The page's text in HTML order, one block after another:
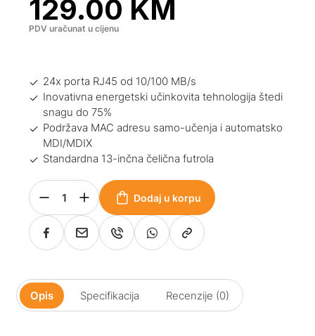
129.00 KM
PDV uračunat u cijenu
24x porta RJ45 od 10/100 MB/s
Inovativna energetski učinkovita tehnologija štedi
snagu do 75%
Podržava MAC adresu samo-učenja i automatsko
MDI/MDIX
Standardna 13-inčna čelična futrola
Dodaj u korpu
Opis Specifikacija Recenzije (0)